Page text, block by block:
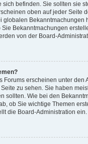
sich befinden. Sie sollten sie
oben auf jeder Seite
globalen Bekanntmachungen
Sie Bekanntmachungen
von der Board-
Forums erscheinen unter den
zu sehen. Sie haben
sollten. Wie bei den
ob Sie wichtige Themen
die Board-Administration ein.